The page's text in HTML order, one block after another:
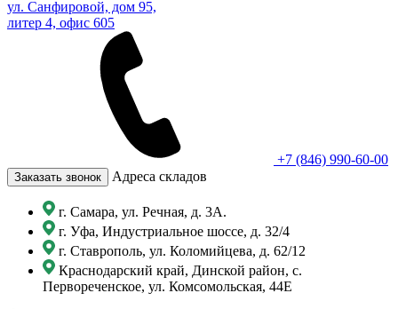
ул. Санфировой, дом 95,
литер 4, офис 605
+7 (846) 990-60-00
Заказать звонок Адреса складов
г. Самара, ул. Речная, д. 3А.
г. Уфа, Индустриальное шоссе, д. 32/4
г. Ставрополь, ул. Коломийцева, д. 62/12
Краснодарский край, Динской район, с.
Первореченское, ул. Комсомольская, 44Е